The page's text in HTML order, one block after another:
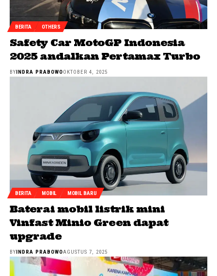
BERITA OTHERS
Safety Car MotoGP Indonesia
2025 andalkan Pertamax Turbo
BY INDRA PRABOWOOKTOBER 4, 2025
BERITA MOBIL MOBIL BARU
Baterai mobil listrik mini
Vinfast Minio Green dapat
upgrade
BYINDRA PRABOWOAGUSTUS 7, 2025